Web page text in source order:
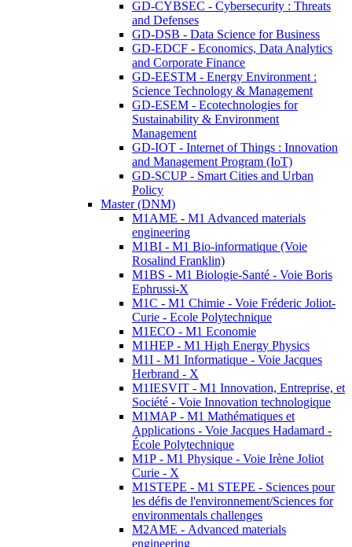
GD-CYBSEC - Cybersecurity : Threats
and Defenses
GD-DSB - Data Science for Business
GD-EDCF - Economics, Data Analytics
and Corporate Finance
GD-EESTM - Energy Environment :
Science Technology & Management
GD-ESEM - Ecotechnologies for
Sustainability & Environment
Management
GD-IOT - Internet of Things : Innovation
and Management Program (IoT)
GD-SCUP - Smart Cities and Urban
Policy
Master (DNM)
M1AME - M1 Advanced materials
engineering
M1BI - M1 Bio-informatique (Voie
Rosalind Franklin)
M1BS - M1 Biologie-Santé - Voie Boris
Ephrussi-X
M1C - M1 Chimie - Voie Fréderic Joliot-
Curie - Ecole Polytechnique
M1ECO - M1 Economie
M1HEP - M1 High Energy Physics
M1I - M1 Informatique - Voie Jacques
Herbrand - X
M1IESVIT - M1 Innovation, Entreprise, et
Société - Voie Innovation technologique
M1MAP - M1 Mathématiques et
Applications - Voie Jacques Hadamard -
École Polytechnique
M1P - M1 Physique - Voie Irène Joliot
Curie - X
M1STEPE - M1 STEPE - Sciences pour
les défis de l'environnement/Sciences for
environmentals challenges
M2AME - Advanced materials
engineering